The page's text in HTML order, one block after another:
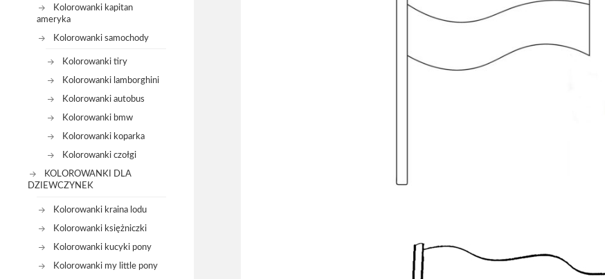
Kolorowanki kapitan
ameryka
Kolorowanki samochody
Kolorowanki tiry
Kolorowanki lamborghini
Kolorowanki autobus
Kolorowanki bmw
Kolorowanki koparka
Kolorowanki czołgi
KOLOROWANKI DLA
DZIEWCZYNEK
Kolorowanki kraina lodu
Kolorowanki księżniczki
Kolorowanki kucyki pony
Kolorowanki my little pony